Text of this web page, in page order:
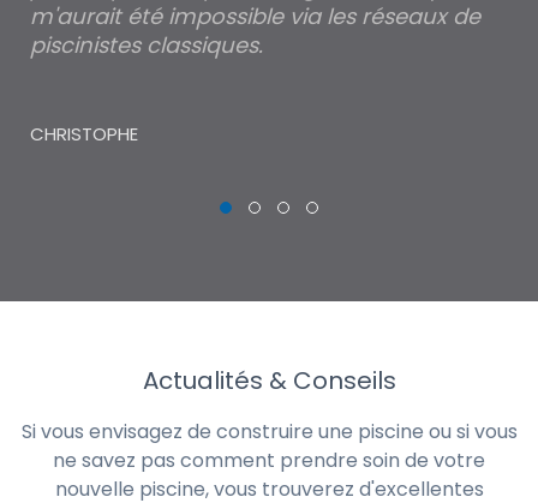
m'aurait été impossible via les réseaux de
piscinistes classiques.
CHRISTOPHE
Actualités & Conseils
Si vous envisagez de construire une piscine ou si vous
ne savez pas comment prendre soin de votre
nouvelle piscine, vous trouverez d'excellentes